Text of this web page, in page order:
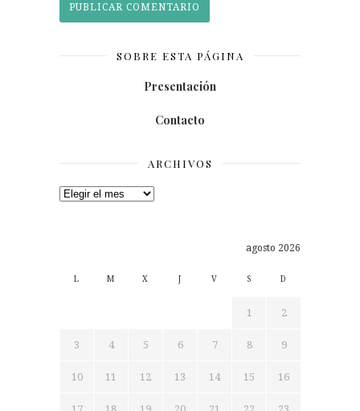
SOBRE ESTA PÁGINA
Presentación
Contacto
ARCHIVOS
Archivos
agosto 2026
L M X J V S D
1 2
3 4 5 6 7 8 9
10 11 12 13 14 15 16